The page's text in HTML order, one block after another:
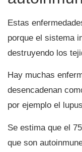
Estas
porque el sistema
destruyendo los
Hay muchas
desencadenan
por ejemplo el
Se estima que el
que son